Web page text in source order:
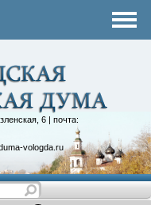
6 | почта:
vologda.ru